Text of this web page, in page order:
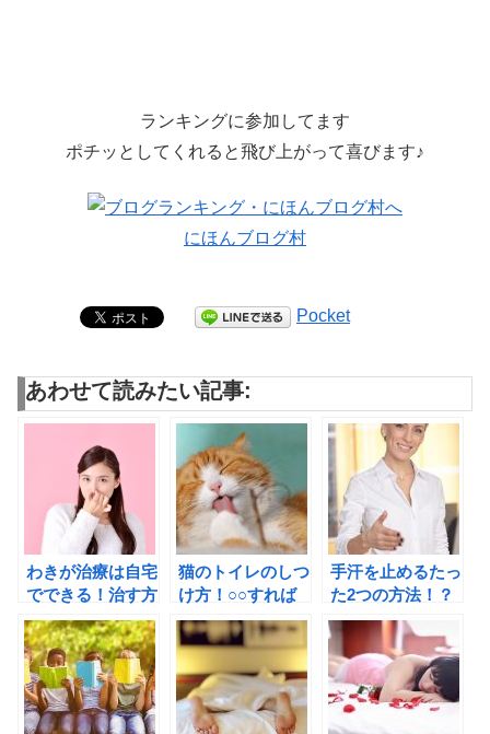
ランキングに参加してます
ポチッとしてくれると飛び上がって喜びます♪
にほんブログ村
Pocket
あわせて読みたい記事:
わきが治療は自宅
でできる！治す方
法はたった3つだ
け？
猫のトイレのしつ
け方！○○すれば
いいのか！？
手汗を止めるたっ
た2つの方法！？
ベタベタからサラ
サラに